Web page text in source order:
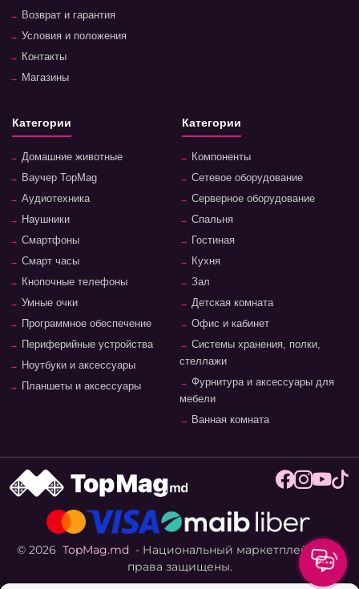
Возврат и гарантия
Условия и положения
Контакты
Магазины
Категории
Домашние животные
Ваучер TopMag
Аудиотехника
Наушники
Смартфоны
Смарт часы
Кнопочные телефоны
Умные очки
Программное обеспечение
Периферийные устройства
Ноутбуки и аксессуары
Планшеты и аксессуары
Категории
Компоненты
Сетевое оборудование
Серверное оборудование
Спальня
Гостиная
Кухня
Зал
Детская комната
Офис и кабинет
Системы хранения, полки,
стеллажи
Фурнитура и аксессуары для
мебели
Ванная комната
© 2026 TopMag.md - Национальный маркетплейс. Все
права защищены.